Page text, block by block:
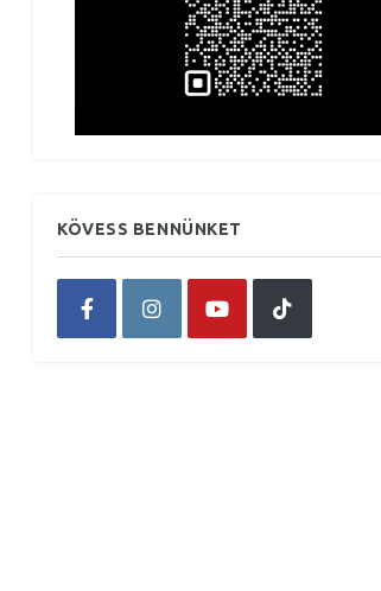
KÖVESS BENNÜNKET